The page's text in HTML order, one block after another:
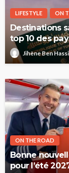
LIFESTYLE ON
Destinations
top 10 des
2026Jihène Ben
ON THE ROAD
Bonne
pour l’été